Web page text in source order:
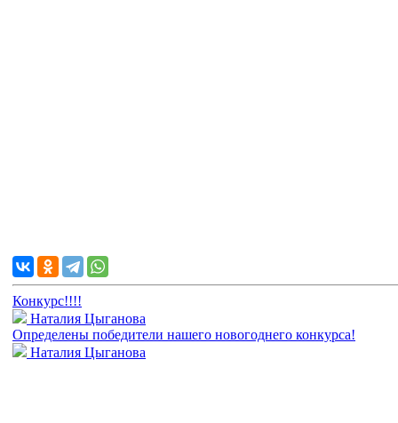
Конкурс!!!!
Наталия Цыганова
Определены победители нашего новогоднего конкурса!
Наталия Цыганова